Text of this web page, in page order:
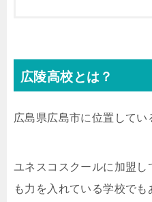
広陵高校とは？
広島県広島市に位置してい
ユネスコスクールに加盟し
も力を入れている学校でも